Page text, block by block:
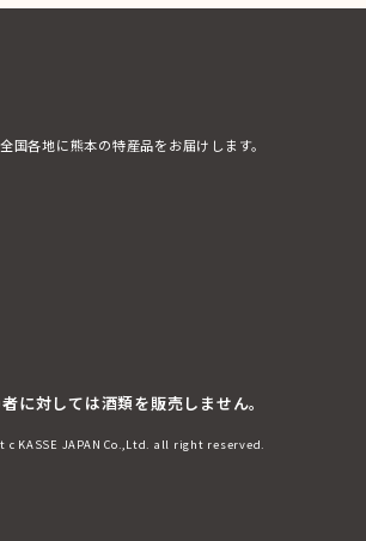
各地に熊本の特産品をお届けします。
に対しては酒類を販売しません。
c KASSE JAPAN Co.,Ltd. all right reserved.